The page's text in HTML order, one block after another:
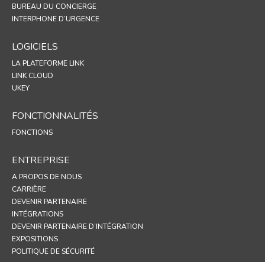
BUREAU DU CONCIERGE
INTERPHONE D’URGENCE
LOGICIELS
LA PLATEFORME LINK
LINK CLOUD
UKEY
FONCTIONNALITÉS
FONCTIONS
ENTREPRISE
A PROPOS DE NOUS
CARRIÈRE
DEVENIR PARTENAIRE
INTÉGRATIONS
DEVENIR PARTENAIRE D’INTÉGRATION
EXPOSITIONS
POLITIQUE DE SÉCURITÉ